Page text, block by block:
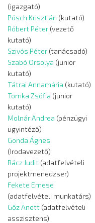
(igazgató)
Pósch Krisztián (kutató)
Róbert Péter (vezető
kutató)
Szivós Péter (tanácsadó)
Szabó Orsolya (junior
kutató)
Tátrai Annamária (kutató)
Tomka Zsófia (junior
kutató)
Molnár Andrea (pénzügyi
ügyintéző)
Gonda Ágnes
(Irodavezető)
Rácz Judit (adatfelvételi
projektmenedzser)
Fekete Emese
(adatfelvételi munkatárs)
Gőz Anett (adatfelvételi
asszisztens)